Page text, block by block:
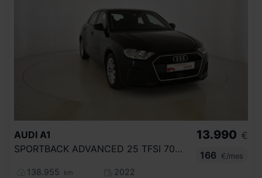
AUDI A1
SPORTBACK ADVANCED 25 TFSI 70KW (95CV)
138.955 km
2022
13.990 €
166
€/mes